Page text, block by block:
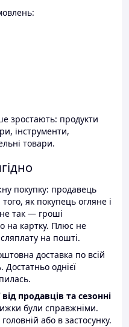
зростають: продукти
інструменти,
товари.
покупку: продавець
як покупець огляне і
так — гроші
на картку. Плюс не
на пошті.
доставка по всій
Достатньо однієї
від продавців та сезонні
були справжніми.
або в застосунку.